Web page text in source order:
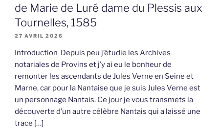
de Marie de Luré dame du Plessis aux
Tournelles, 1585
27 AVRIL 2026
Introduction Depuis peu j’étudie les Archives
notariales de Provins et j’y ai eu le bonheur de
remonter les ascendants de Jules Verne en Seine et
Marne, car pour la Nantaise que je suis Jules Verne est
un personnage Nantais. Ce jour je vous transmets la
découverte d’un autre célèbre Nantais qui a laissé une
trace […]